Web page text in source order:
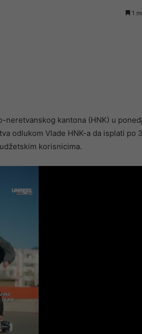
1
neretvanskog kantona (HNK) u
odlukom Vlade HNK-a da isplati po
korisnicima.